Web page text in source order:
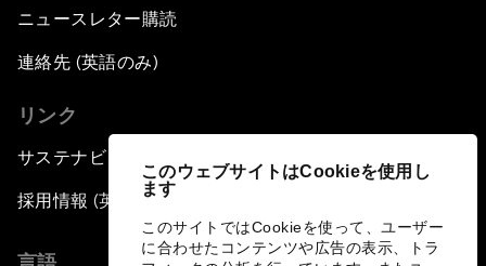
このウェブサイトはCookieを使用し
ます
このサイトではCookieを使って、ユーザー
に合わせたコンテンツや広告の表示、トラ
ニュースレター購読
連絡先 (英語のみ)
リンク
サステナビリティへの取り組み
採用情報 (英語のみ)